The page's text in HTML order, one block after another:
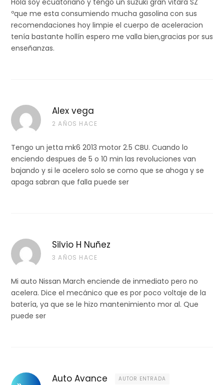
ºque me esta consumiendo mucha gasolina con sus
recomendaciones hoy limpie el cuerpo de aceleracion
tenía bastante hollín espero me valla bien,gracias por sus
enseñanzas.
Alex vega
2 AÑOS HACE
Tengo un jetta mk6 2013 motor 2.5 CBU. Cuando lo
enciendo despues de 5 o 10 min las revoluciones van
bajando y si le acelero solo se como que se ahoga y se
apaga sabran que falla puede ser
Silvio H Nuñez
3 AÑOS HACE
Mi auto Nissan March enciende de inmediato pero no
acelera. Dice el mecánico que es por poco voltaje de la
batería, ya que se le hizo mantenimiento mor al. Que
puede ser
Auto Avance AUTOR ENTRADA